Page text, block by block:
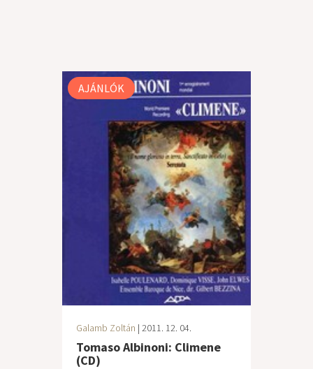
AJÁNLÓK
Galamb Zoltán | 2011. 12. 04.
Tomaso Albinoni: Climene
(CD)